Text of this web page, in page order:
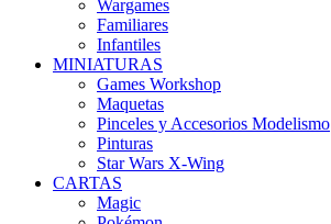
Wargames
Familiares
Infantiles
MINIATURAS
Games Workshop
Maquetas
Pinceles y Accesorios Modelismo
Pinturas
Star Wars X-Wing
CARTAS
Magic